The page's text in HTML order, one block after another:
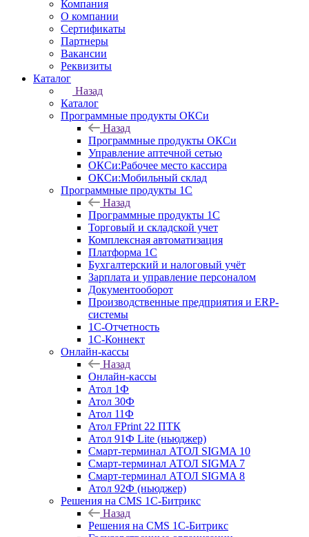
Компания
О компании
Сертификаты
Партнеры
Вакансии
Реквизиты
Каталог
Назад
Каталог
Программные продукты ОКСи
Назад
Программные продукты ОКСи
Управление аптечной сетью
ОКСи:Рабочее место кассира
ОКСи:Мобильный склад
Программные продукты 1С
Назад
Программные продукты 1С
Торговый и складской учет
Комплексная автоматизация
Платформа 1С
Бухгалтерский и налоговый учёт
Зарплата и управление персоналом
Документооборот
Производственные предприятия и ERP-
системы
1С-Отчетность
1С-Коннект
Онлайн-кассы
Назад
Онлайн-кассы
Атол 1Ф
Атол 30Ф
Атол 11Ф
Атол FPrint 22 ПТК
Атол 91Ф Lite (ньюджер)
Смарт-терминал АТОЛ SIGMA 10
Смарт-терминал АТОЛ SIGMA 7
Смарт-терминал АТОЛ SIGMA 8
Атол 92Ф (ньюджер)
Решения на CMS 1С-Битрикс
Назад
Решения на CMS 1С-Битрикс